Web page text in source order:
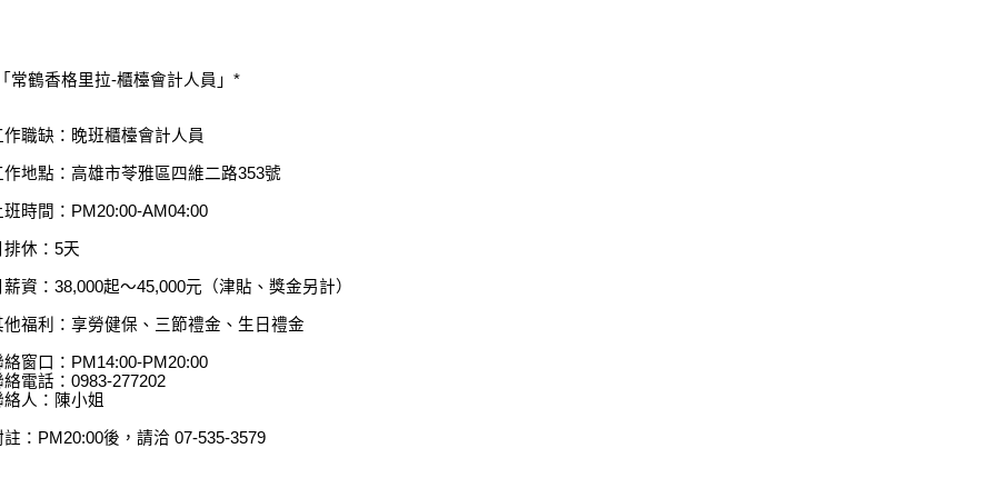
常鶴香格里拉-櫃檯會計人員」*
作職缺：晚班櫃檯會計人員
作地點：高雄市苓雅區四維二路353號
班時間：PM20:00-AM04:00
排休：5天
薪資：38,000起～45,000元（津貼、獎金另計）
他福利：享勞健保、三節禮金、生日禮金
絡窗口：PM14:00-PM20:00
絡電話：0983-277202
絡人：陳小姐
註：PM20:00後，請洽 07-535-3579